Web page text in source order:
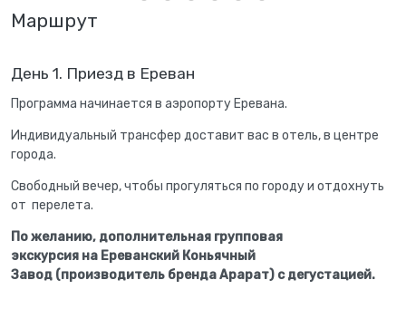
Маршрут
День 1. Приезд в Ереван
Программа начинается в аэропорту Еревана.
Индивидуальный трансфер доставит вас в отель, в центре
города.
Свободный вечер, чтобы прогуляться по городу и отдохнуть
от перелета.
По желанию, дополнительная групповая
экскурсия на Ереванский Коньячный
Завод (производитель бренда Арарат) с дегустацией.